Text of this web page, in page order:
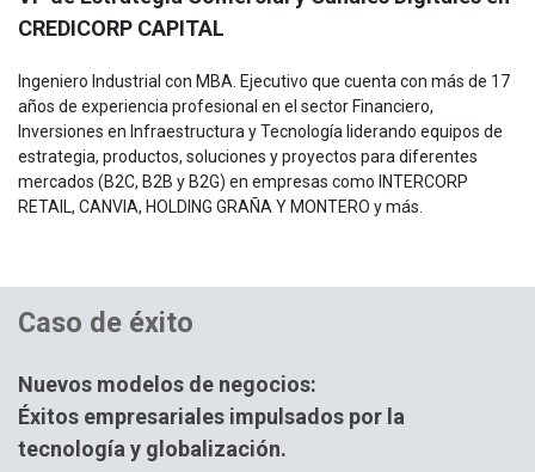
CREDICORP CAPITAL
Ingeniero Industrial con MBA. Ejecutivo que cuenta con más de 17
años de experiencia profesional en el sector Financiero,
Inversiones en Infraestructura y Tecnología liderando equipos de
estrategia, productos, soluciones y proyectos para diferentes
mercados (B2C, B2B y B2G) en empresas como INTERCORP
RETAIL, CANVIA, HOLDING GRAÑA Y MONTERO y más.
Caso de éxito
Nuevos modelos de negocios:
Éxitos empresariales impulsados por la
tecnologíay globalización.